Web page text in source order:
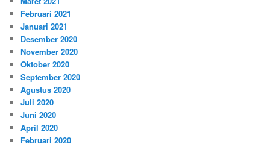
Februari 2021
Januari 2021
Desember 2020
November 2020
Oktober 2020
September 2020
Agustus 2020
Juli 2020
Juni 2020
April 2020
Februari 2020